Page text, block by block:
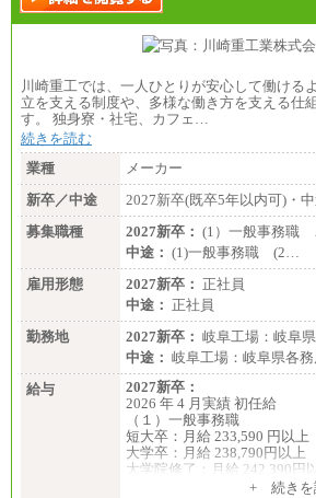
川崎重工では、一人ひとりが安心して働ける
立を支える制度や、多様な働き方を支える仕
す。 独身寮・社宅、カフェ…
続きを読む
業種
メーカー
新卒／中途
2027新卒(既卒5年以内可)・
募集職種
2027新卒： (1）一般事務職
中途： (1)一般事務職 (2…
雇用形態
2027新卒： 正社員
中途： 正社員
勤務地
2027新卒： 岐阜工場：岐阜
中途： 岐阜工場：岐阜県各
給与
2027新卒：
2026 年 4 月実績 初任給
（１）一般事務職
短大卒：月給 233,590 円以上
大学卒：月給 238,790円以上
大学院修了：月給 242,390円
※試用期間中も給与に変更ご
+ 続きを